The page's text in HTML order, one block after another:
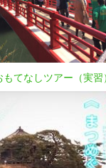
もてなしツアー（実